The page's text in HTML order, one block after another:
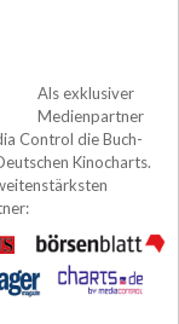
Als exklusiver
Medienpartner
Control die Buch-
Kinocharts.